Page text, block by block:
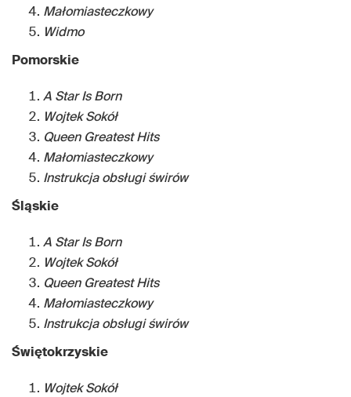
Małomiasteczkowy
Widmo
Pomorskie
A Star Is Born
Wojtek Sokół
Queen Greatest Hits
Małomiasteczkowy
Instrukcja obsługi świrów
Śląskie
A Star Is Born
Wojtek Sokół
Queen Greatest Hits
Małomiasteczkowy
Instrukcja obsługi świrów
Świętokrzyskie
Wojtek Sokół